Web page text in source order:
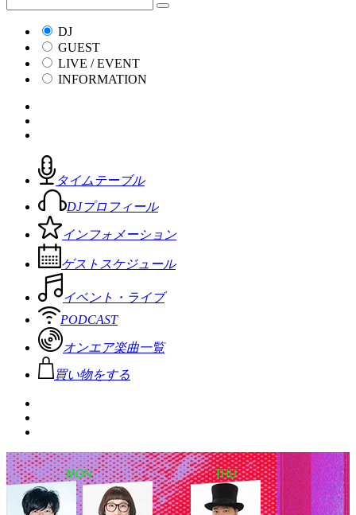
DJ
GUEST
LIVE / EVENT
INFORMATION
タイムテーブル
DJプロフィール
インフォメーション
ゲストスケジュール
イベント・ライブ
PODCAST
オンエア楽曲一覧
買い物をする